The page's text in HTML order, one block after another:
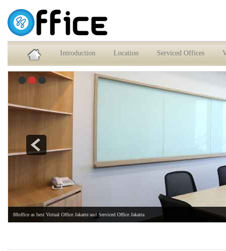
Service Office dan Virtual Office Jakarta Selatan
Introduction Location Serviced Offices
88office as best Virtual Office Jakarta and Serviced Office Jakarta